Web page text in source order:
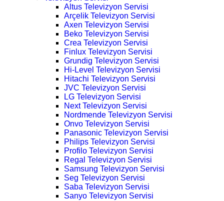
Altus Televizyon Servisi
Arçelik Televizyon Servisi
Axen Televizyon Servisi
Beko Televizyon Servisi
Crea Televizyon Servisi
Finlux Televizyon Servisi
Grundig Televizyon Servisi
Hi-Level Televizyon Servisi
Hitachi Televizyon Servisi
JVC Televizyon Servisi
LG Televizyon Servisi
Next Televizyon Servisi
Nordmende Televizyon Servisi
Onvo Televizyon Servisi
Panasonic Televizyon Servisi
Philips Televizyon Servisi
Profilo Televizyon Servisi
Regal Televizyon Servisi
Samsung Televizyon Servisi
Seg Televizyon Servisi
Saba Televizyon Servisi
Sanyo Televizyon Servisi